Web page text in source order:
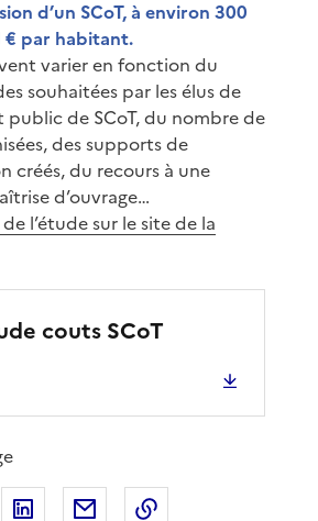
d’un SCoT, à environ 300
€ par habitant.
varier en fonction du
souhaitées par les élus de
public de SCoT, du nombre de
des supports de
créés, du recours à une
d’ouvrage…
l’étude sur le site de la
couts SCoT
Facebook
sur X
Partager sur LinkedIn
Partager par email